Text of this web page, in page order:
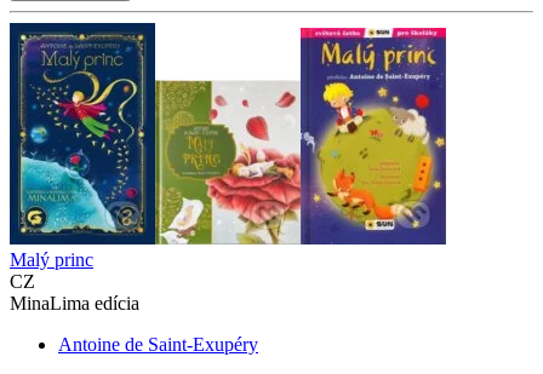
Malý princ
CZ
MinaLima edícia
Antoine de Saint-Exupéry